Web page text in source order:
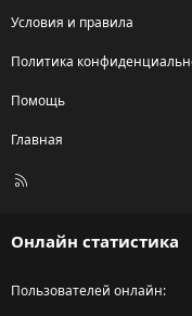
Условия и правила
Политика
Помощь
Главная
R
Онлайн статистика
Пользователей онлайн